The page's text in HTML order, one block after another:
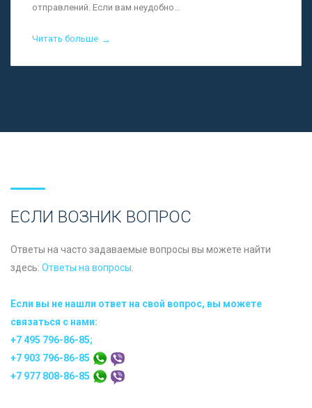
отправлений. Если вам неудобно…
Читать больше →
ЕСЛИ ВОЗНИК ВОПРОС
Ответы на часто задаваемые вопросы вы можете найти
здесь: Ответы на вопросы
Если вы не нашли ответ на свой вопрос, вы можете
связаться с нами:
+7 495 796-86-85;
+7 903 796-86-85
+7 977 808-86-85